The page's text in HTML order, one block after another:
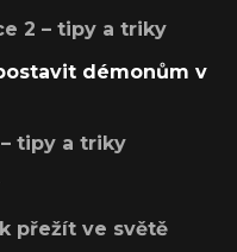
2 – tipy a triky
démonům v
tipy a triky
přežít ve světě